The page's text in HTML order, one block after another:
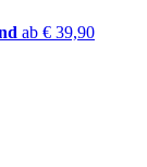
ab € 39,90